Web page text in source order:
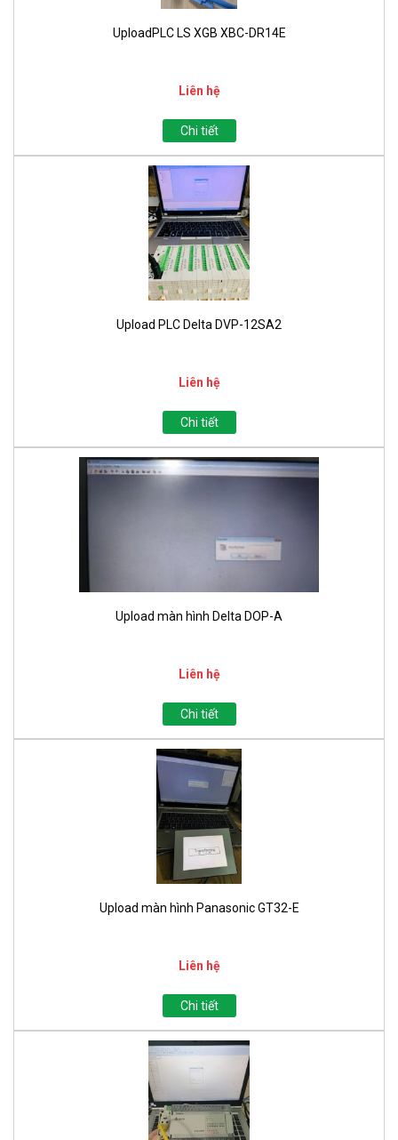
UploadPLC LS XGB XBC-DR14E
Liên hệ
Chi tiết
Upload PLC Delta DVP-12SA2
Liên hệ
Chi tiết
Upload màn hình Delta DOP-A
Liên hệ
Chi tiết
Upload màn hình Panasonic GT32-E
Liên hệ
Chi tiết